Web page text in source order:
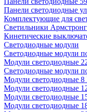
Панели светодиодные
Комплектующие для
Светильники Армстронг
Кинетические
Светодиодные модули
Светодиодные модули
Модули светодиодные
Светодиодные модули
Модули светодиодные 8
Модули светодиодные
Модули светодиодные
Модули светодиодные